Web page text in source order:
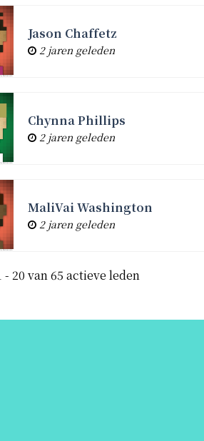
Jason Chaffetz
2 jaren geleden
Chynna Phillips
2 jaren geleden
MaliVai Washington
2 jaren geleden
- 20 van 65 actieve leden